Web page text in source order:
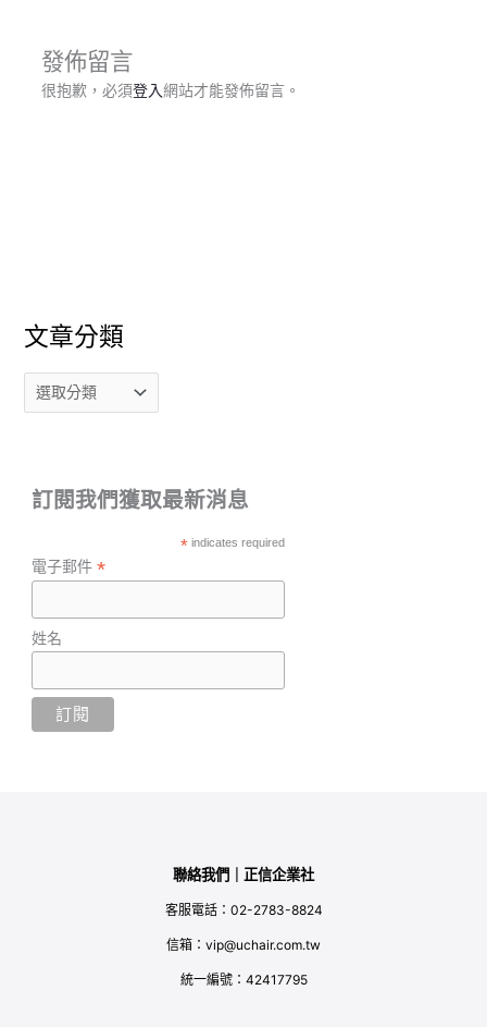
發佈留言
很抱歉，必須登入網站才能發佈留言。
文章分類
訂閱我們獲取最新消息
*indicates required
電子郵件*
姓名
聯絡我們｜正信企業社
客服電話：02-2783-8824
信箱：vip@uchair.com.tw
統一編號：42417795